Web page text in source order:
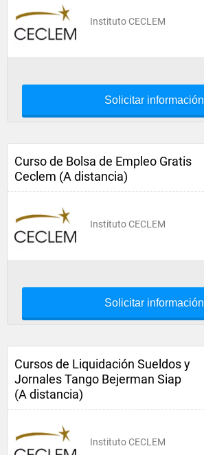
Instituto CECLEM
Solicitar información
Curso de Bolsa de Empleo Gratis
Ceclem (A distancia)
Instituto CECLEM
Solicitar información
Cursos de Liquidación Sueldos y
Jornales Tango Bejerman Siap
(A distancia)
Instituto CECLEM